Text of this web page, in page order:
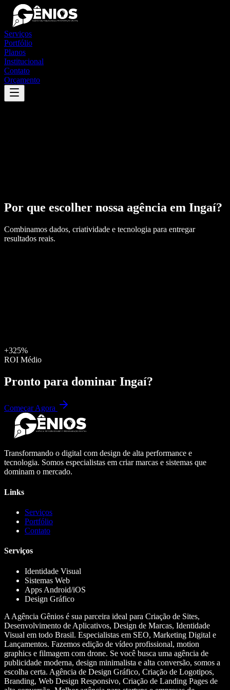
Serviços
Portfólio
Planos
Institucional
Contato
Orçamento
Por que escolher nossa agência em Ingaí?
Combinamos dados, criatividade e tecnologia para entregar
resultados reais.
+325%
ROI Médio
Pronto para dominar Ingaí?
Começar Agora
Transformando o digital com design de alta performance e
tecnologia. Somos especialistas em criar marcas e sistemas que
dominam o mercado.
Links
Serviços
Portfólio
Contato
Serviços
Identidade Visual
Sistemas Web
Apps Android/iOS
Design Gráfico
A Agência Gênios é sua parceira ideal para Criação de Sites,
Desenvolvimento de Aplicativos, Design de Marcas, Identidade
Visual em todo Brasil. Especialistas em SEO, Marketing Digital e
Lançamentos. Fazemos edição de vídeo profissional, motion
graphics e filmagem com drone. Se você busca uma agência de
publicidade moderna, design minimalista e alta conversão, somos a
escolha certa. Agência de Design Gráfico, Criação de Logotipos,
Branding, Web Design Responsivo, Criação de Landing Pages de